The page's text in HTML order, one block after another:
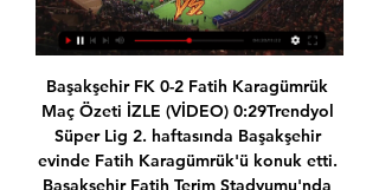
Başakşehir FK 0-2 Fatih Karagümrük Maç Özeti İZLE (VİDEO) 0:29Trendyol Süper Lig 2. haftasında Başakşehir evinde Fatih Karagümrük'ü konuk etti. Başakşehir Fatih Terim Stadyumu'nda oynanan karşılaşmadan ...Yeni Şafak · Haber Merkezi · 20 Ağu 2023

20-08-2020 Cerro Largo - Liverpool canlı izle Cerro Largo - Liverpool maç yayını Premier Lig canlı izle Cerro Largo - Liverpool maç sonucu sayfasındasınız ve bu sayfadan Premier Lig de 20-08-2020 tarihinde oynaIK Sleipner gegen Nyköpings BIS Live-Ticker (und kostenlos Übertragung Video Live-Stream sehen im Internet) startet am 19. Sep. 2016 um 17:00 (UTC Zeitzone) , in Division 1, Norra, Sweden.

Trabzonspor 3 – İstanbul Başakşehir 2 maçı özeti ve golleri Trabzonspor - İstanbul Başakşehir maçının geniş özeti, önemli anları ve Trabzonspor 3 Başakşehir 2 maçının.

2020-6-23 · TFF 1. Lig ekiplerinden Fatih Karagümrük'te teknik direktör Ömer Erdoğan'ın sözleşmesi karşılıklı anlaşmayla feshedildi. Kulübün sosyal medya hesabından yapılan açıklamada, "Görülen zorunluluk ve teknik direktörümüz Sayın Ömer Erdoğan'ın da isteği üzerine.

Fatsa Belediyespor 1877 Alemdag Spor Agrispor 1970 Büyükçekmece Tepecikspor Cizrespor Derince Spor Elazig Belediyespor FK Erbaaspor Esenler Erokspor Fethiyespor Karşıyaka Kemerspor 2003 Kocaelispor Kozan Belediyespor Ofspor Payasspor. Maç Sezon; 13/10/19: 8: Fatsa Belediyespor : 4 : 1: 1877 Alemdag Spor : 3. Lig, Group 2: 1 (%100) FAT.

ÖZET | Fatih Karagümrük - Başakşehir maç sonucu: 2-2 19 Mar 2023 — Süper Lig'de 26. hafta mücadelesinde Fatih Karagümrük'le Medipol Başakşehir İstanbul derbisinde karşı karşıya geldi.

Sarıyer - Amed Sportif maçı canlı izle 05 Ekim 2019 hd kaliteyle canlı maç izle keyfini kaçırma. Sarıyer - Amed Sportif maçı canlı izle 05 Ekim 2019 justin tv izleyin. Sarıyer - Amed Sportif maçı canlı izle 05 Ekim 2019 hd kaliteyle canlı maç izle keyfini kaçırma.

B.B. ErzurumSpor EskişehirSpor Fatih Karagümrük Aş. GresunSpor HataySpor İstanbulSpor Aş. Keçiörengücü Spor MenemenSpor OsmanlıSpor FK. ÜmraniyeSpor Tff 2. Lig Tff 3. Lig La Liga Premier Lig BundesLiga Ligue 1 Seri A Spor Haberleri Tff 1

HAZİNE ve Maliye Bakanı Berat Albayrak ile Çevre ve Şehircilik Bakanı Murat Kurum, Elazığ'da depremden etkilenen Mustafa Paşa Mahallesi'nde incelemelerde bulundu. HAZİNE ve Maliye Bakanı.

Fatih Karagümrük 2-2 Başakşehir (Penaltılar: 3-5) 18 Oca 2023 — İki Süper Lig ekibi Vavacars Fatih Karagümrük ile Medipol Başakşehir, kupada kozlarını paylaştı. Beşiktaş 4-0 Eyüpspor (MAÇ ÖZETİ) ÖZET ...

Büyükçekmece ve İTÜ bu hafta hangi maçlara çıkacaklar. Oynayacakları bütün maçların TV yayın bilgilerine, ayrıca diğer Basketbol Süper Ligi maçlarının bilgilerine ve Tivibu Spor 2 yayın akışına sitemizden ulaşabilirsiniz. Kim Kazanır ? Henüz yorum yapılmamış, ilk yorumu siz yapın.

Spor yazarları Fenerbahçe-Galatasaray maçını değerlendirdi Süper Lig'in 23. haftası Fenerbahçe ile Galatasaray derbisine sahne oldu. Ülker Stadyumu'nda oynanan karşılaşma, sarı-kırmızılıların 3-1 üstünlüğüyle tamamlandı.

VavaCars Fatih Karagümrük - Rams Başakşehir Maç Özeti Çerezler Web sitesinin temel işlevlerini sağlamak ve çevrimiçi deneyiminizi geliştirmek için tanımlama bilgileri kullanıyorum. Her kategori için istediğiniz ...

Canlı borsayı Borsa Direkt ile takip edebilirsiniz. Borsa İstanbul canlı bist hisse analizleri güvenilir bir şekilde borsadirekt.com'da sizleri bekliyor.

Altay - Adana Demirspor (Spikerli) Canlı maç izle.. 14:00 Fatih Karagümrük - Akhisarspor CANLI. 12:20 Akshin Mekhtiev - Marsel Kurmaev CANLI. 13:45 Pasig Sta. Lucia Realtors - Iloilo Un CANLI. 13:47 Sonics - Kings CANLI. 13:00 Sangmu - Hyundai Mobis II CANLI. 13:00 Hiroshima Dragonflies - Yamagata Wyve CANLI.

Vavacars Fatih Karagümrük 3-1 Medipol Başakşehir MAÇ ÖZETİ YouTube YouTube 3:35 YouTube beIN SPORTS Türkiye 1 Tem 2022 1 Tem 2022

Progresso do Sambizanga - Recreativo Da Caala maç tahminleri 01.04.2018 Futbol ⚽ maçı canlı izle ☝ maç özeti maç sonucu ⌚ maçlarının skorları canlı yayın, istatistik - spor hakkında herşey sadece skorexpress.com.

Fatih Karagümrük İstanbul Başakşehir maç özeti İstanbulspor 7 saat önce — Fatih Karagümrük İstanbul Başakşehir maç özeti İstanbulspor - VavaCars Fatih Karagümrük Maç Özeti (Video) 20.01.2024 19 Mar 2023 — Süper ...

Canlı maç yayını izle, TS FB maçı izle, Trabzonspor Fenerbahçe Trabzonspor Fenerbahçe maçı canlı şifresiz izle (bein sports 1 izle) Rizespor Beşiktaş maçı şifresiz canlı izle.

Radyo Hacettepe dinle, Pop rock ve klasik tarzda yabancı müziklere yer veren canlı radyo sizlere 87.7 fm frekanslarından Ankara ve çevresinde radyo hizmet vermektedir. Radyo yayın ikesi olarak

Aşağıdaki formu doldurup ücretsiz ön kayıt yaptırın, canlı yayınlar başlamadan hemen önce youtube canlı yayına katılabileceğiniz link e-mail olarak tarafınıza iletilecektir. *Yukarıdaki formu doldurup ücretsiz ön kayıt yaptırın, canlı yayınlar başlamadan hemen önce youtube canlı yayına katılabileceğiniz link e-mail olarak tarafınıza iletilecektir.

Büyük çekişmeye sahne olan maçın 75’inci dakikada Devrek Belediyespor’lu Caner kırmızı kart görerek oyun dışı kaldı. 10 kişi Kalan Devrek Belediyespor 77’inci dakikada rakibinin golüne engel olamayınca 2-0 geriye düştü. 82’inci dakikada Emre ile bir gol bulan Devrek Belediyespor, skoru 2-1’a getirerek umutlandı.

Karşıyaka Spor Kulüb. Birinci Dünya Savaşı ve Kurtuluş Savaşı'na kadar yabancılarla birçok çekişmeli maç oynamıştır. Karşıyaka Spor Kulübü,. Play-off yarı finalinde Van Büyükşehir Belediyespor'a 0-0 ve 1-2'lik maçlar sonucunda elenerek 2. Lig'e çıkma şansını kaybetti.

Ankara Demirspor - Akhisar maçını canlı izle Ziraat Türkiye Kupası'nda 5. tur maçı Ankara Demirspor-Akhisar maçı 14 :45'ta A Spor'da canlı olarak yayınlanacak SPOR 28.11.2017, 13:57 13.12.2017, 14:33

Twittter, Periscope üzerinden canlı yayın yapma imkanı tanıyor. Birkaç haftadır test aşamasında olan yenilik aracılığıyla yalnızca kamerasız sesli canlı yayın desteği sağlanması amaçlanıyordu. Twitter'dan yapılan açıklamada, söz konusu özelliğin tüm iOS kullanıcılarının hizmetinde olduğunu duyurdu. Bu hizmetten yararlanmak için standart canlı yayın açma.

Peki, Tarsus İdman Yurdu – Fenerbahçe maçı ne zaman, saat kaçta, hangi kanalda? Detaylar ve maçın canlı skor takibi Fenerbahçe’nin ziraat kupası rakibi Tarsus İdman Yurdu deplasman maçının canlı yayın kanalı, saati ve tarihi ile yayınlayacak kanal bilgisi. 30 Ekim Çarşamba ASpor yayın akışı …

27-09-2019 – Istanbul Basaksehir 5-0 Rizespor Maç Özeti izle.. Maç Özetleri 102 görüntüleme. 08-11-2019 - Fenerbahce 3-2 Kasimpasa Maç Özeti izle. gönderen: Maç Özetleri 120 görüntüleme. 04-11-2019 - Ankaragucu 1-2 Gaziantep FK Maç Özeti izle.

Trabzon Belediyesi canlı ,Trabzon Belediyesi canlı izle ,Trabzon Belediyesi canlı kamera ,Trabzon Belediyesi mobese izle ,Trabzon Belediyesi. veya yoğunluktan dolayı yayının geç gelmesinden kaynaklanmaktadır.Vermiş olduğunuz "Çalışmayan Yayın Bildir" bildirimleri ile yayın tekrar kontrol edilmektedir... Gölmarmara İzmir.

En iyi site deneyimi sağlamak için çerezlerden faydalanıyoruz. Sitemizi kullanmaya devam etmeniz gizlilik politikamızı kabul ettiğiniz anlamına gelmektedir.

Akhisarspor-Adana Demirspor - Yeniasır canlı skor Akhisarspor-Adana Demirspor - Maç kadroları, Maç sonuçları, Maç hakkında detaylar www.yeniasir.com.tr Anasayfa

ATP tenis maçları, aynı ismi taşıyan turnuvanın bir parçasıdır ve toplam 9 turnuvadan oluşmaktadır. Sıralamaya giren bütün tenis oyuncularının (profesyonel erkek) turnuvaya katılmaları zorunludur. 1990 öncesinde Tennis Masters Series ve Super 9 isimleri ile anılan ATP, daha önceki yıllarda da düzenlenmekteydi ve en önemli tenis turnuvaları arasında yer alıyordu.

İTÜ GASTRONOMİ ZİRVESİ 2020 19 Nisan 2020 14:00 Atatürk Kültür Merkezi, İstanbul. Etkinliği Paylaş BÜYÜKÇEKMECE BELEDİYESİ MUTFAK AKADEMİSİ İTÜ GASTRONOMİ ZİRVESİ 2020 18 - 19 MART 2020 TER : İTÜ MAÇKA KAMPÜSÜ BEŞİKTAŞ Etkinlikler.

ING Basketbol Süper Ligi'nde 20. hafta karşılaşmaları yapılacak. Türkiye Basketbol Federasyonundan yapılan açıklamaya göre, ING Basketbol Süper Ligi'nde haftanın maç programı şöyle: Çarşamba: 18.00 OGM Ormanspor-Sigortam.net İTÜ Basket (Ankara) 18.00 Darüşşafaka Tekfen-Türk Telekom (Darü

Super chollos hoteles Seyahat gezileri oteller uçuşlar arabalar Super chollos hoteles Oteller, otel indirimleri, seyahat indirimleri, tatiller için biletler sunuyor

Son dakika transfer haberleri: Fenerbahçe, Galatasaray, Beşiktaş, Trabzonspor... Spor Arena editörleri Barlas Ateşli ve Cengiz İzmitli, iddaa bültenindeki maçları değerlendirdi...

Werder Вremen bugün sahasında Eintracht Frankfurt ı ağırlıyor. Werder Вremen - Eintracht Frankfurt maç yayınını bu sayfadan canlı olarak izleyebilirsiniz. Maç Hakkındaki Yorumlar ve Tahminleriniz Werder Вremen bugün sahasında Eintracht Frankfurt ı ağırlıyor.

Kalan dakikalarda başka gol olmayınca Fatih Karagümrük evinde Adana Demirspor ile 2-2 berabere kaldı ve taraflar sahadan birer puanla ayrıldı. Bu sonucun ardından üçüncü sıradaki Adana Demirspor puanını 42'ye yükseltirken Fatih Karagümrük ise puanını 39 yaptı.

ÖZET: Medipol Başakşehir 1-2 Vavacars Fatih Karagümrük YouTube YouTube 5:34 YouTube beIN SPORTS Arşiv 24 Ağu 2022 24 Ağu 2022

Karagümrük-Başakşehir maç özeti izle 18 Oca 2023 — Karagümrük'ün gollerini 68. dakikada Diagne ve 115. dakikada Kerim Frei kaydetti. Başakşehir'in gollerini ise 71. dakikada Levent Mercan kendi ...

Indy Eleven - Pittsburgh Riverhounds maç tahminleri 01.06.2019 Futbol ⚽ maçı canlı izle ☝ maç özeti maç sonucu ⌚ maçlarının skorları canlı yayın, istatistik - spor hakkında herşey sadece skorexpress.com.

SV BW Alstedde 1 0:0 0:0 Sa. 18.05.2019 13:00 13:00 13:00 13:00 KL KK RLL BL Junioren U18 1 (4er) Juniorinnen U18 2er 1 (2er) Herren 50 1 TC Bockum-Hövel 1 Hörder TC 2 TC RW Aplerbeck 1 TC Kirchhörde 1 Herren 55 1 0:0 0:0 So. 19.05.2019 10:00 BL TC Herringen 1 Herren 30 1 0:0 Mo.20.05.2019 16:00 16:00 KK KL TC im TuS DO-Brackel 2 Gemischt U8.

VavaCars Fatih Karagümrük - Rams Başakşehir Maç Özeti Yas